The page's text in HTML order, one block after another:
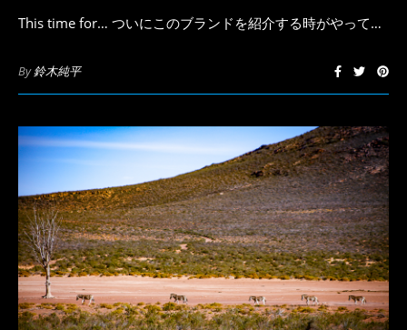
This time for… ついにこのブランドを紹介する時がやって…
By鈴木純平